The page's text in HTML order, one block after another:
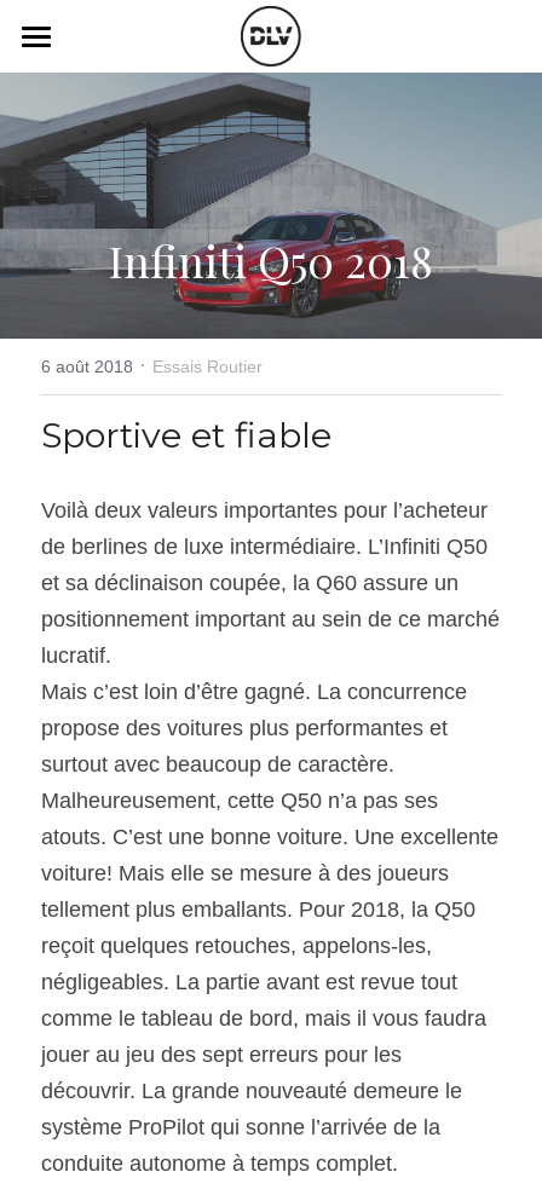
Actualité Auto
Électrique
Histoire de chars
Art Automobile
Essais Routier
Vidéo
Podcast
Radio FM
Simulateur
Assurance
SOUMISSION RAPIDE
ASSURANCE
Infiniti Q50 2018
6 août 2018 · Essais Routier
Sportive et fiable
Voilà deux valeurs importantes pour l’acheteur
de berlines de luxe intermédiaire. L’Infiniti Q50
et sa déclinaison coupée, la Q60 assure un
positionnement important au sein de ce marché
lucratif.
Mais c’est loin d’être gagné. La concurrence
propose des voitures plus performantes et
surtout avec beaucoup de caractère.
Malheureusement, cette Q50 n’a pas ses
atouts. C’est une bonne voiture. Une excellente
voiture! Mais elle se mesure à des joueurs
tellement plus emballants. Pour 2018, la Q50
reçoit quelques retouches, appelons-les,
négligeables. La partie avant est revue tout
comme le tableau de bord, mais il vous faudra
jouer au jeu des sept erreurs pour les
découvrir. La grande nouveauté demeure le
système ProPilot qui sonne l’arrivée de la
conduite autonome à temps complet.
LES CATÉGORIES DE LA BOUTIQUE
Toutes les catégories